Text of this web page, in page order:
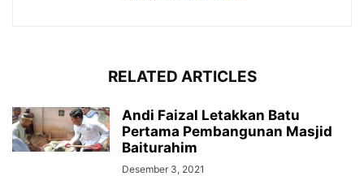
RELATED ARTICLES
Andi Faizal Letakkan Batu
Pertama Pembangunan Masjid
Baiturahim
Desember 3, 2021